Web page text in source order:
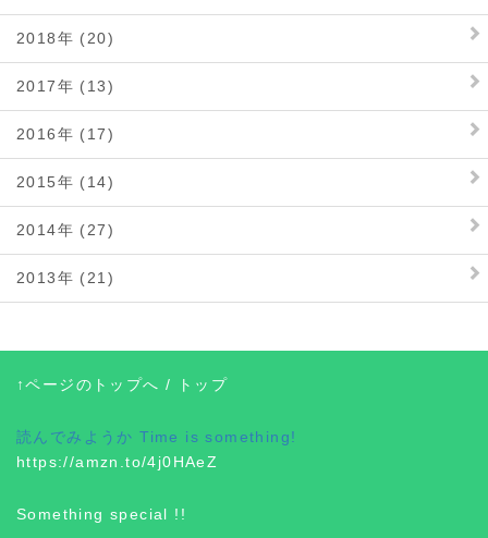
2018年 (20)
2017年 (13)
2016年 (17)
2015年 (14)
2014年 (27)
2013年 (21)
↑ページのトップへ / トップ
読んでみようか Time is something!
https://amzn.to/4j0HAeZ
Something special !!